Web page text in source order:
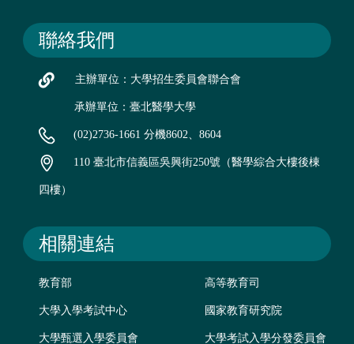
聯絡我們
主辦單位：大學招生委員會聯合會
承辦單位：臺北醫學大學
(02)2736-1661 分機8602、8604
110 臺北市信義區吳興街250號（醫學綜合大樓後棟
四樓）
相關連結
教育部 高等教育司
大學入學考試中心 國家教育研究院
大學甄選入學委員會 大學考試入學分發委員會